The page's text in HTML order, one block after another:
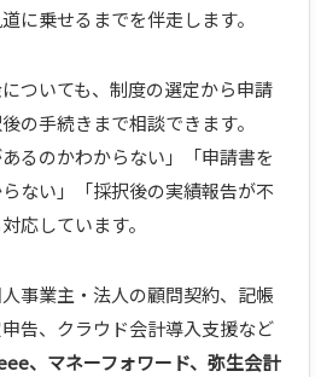
に乗せるまでを伴走します。
ついても、制度の選定から申請
の手続きまで相談できます。
あるのかわからない」「申請書を
ない」「採択後の実績報告が不
応しています。
事業主・法人の顧問契約、記帳
告、クラウド会計導入支援など
、マネーフォワード、弥生会計